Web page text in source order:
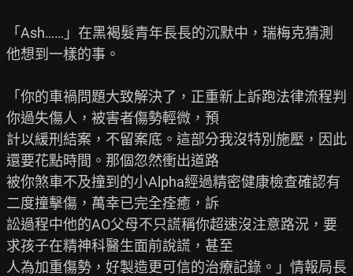
「Ash……」在黑褐髮青年長長的沉默中，瑞梅克猜測
他想到一樣的事。
「你的車禍問題大致解決了，正重新上訴跑法律流程判
你過失傷人，被害者傷勢輕微，預
計以緩刑結案，不留案底。這部分我沒特別施壓，因此
還要花點時間。那個忽然衝出道路
被你煞車不及撞到的小Alpha經過精密健康檢查確認有
二度撞擊傷，萬幸已完全痊癒，訴
訟過程中他的AO父母不只謊稱你超速沒注意路況，要
求孩子在精神科醫生面前說謊，甚至
人為加重傷勢，好製造更可信的治療記錄。」情報局長